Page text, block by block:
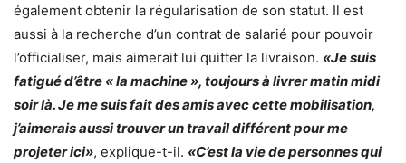
également obtenir la régularisation de son statut. Il est
aussi à la recherche d’un contrat de salarié pour pouvoir
l’officialiser, mais aimerait lui quitter la livraison. «Je suis
fatigué d’être « la machine », toujours à livrer matin midi
soir là. Je me suis fait des amis avec cette mobilisation,
j’aimerais aussi trouver un travail différent pour me
projeter ici», explique-t-il. «C’est la vie de personnes qui